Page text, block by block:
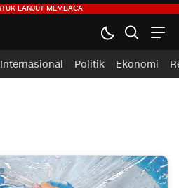
Internasional Politik Ekonomi